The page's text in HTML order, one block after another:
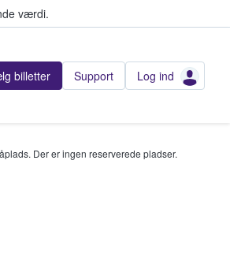
værdi.
billetter Support Log ind
Der er ingen reserverede pladser.